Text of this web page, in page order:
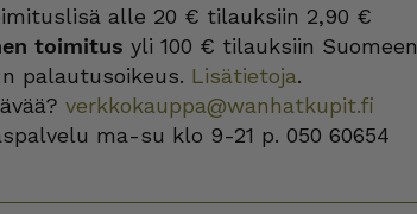
alle 20 € tilauksiin 2,90 €
toimitus yli 100 € tilauksiin Suomeen
palautusoikeus. Lisätietoja.
verkkokauppa@wanhatkupit.fi
ma-su klo 9-21 p. 050 60654